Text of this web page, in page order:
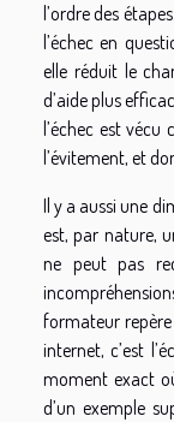
l’ordre des
l’échec en
elle réduit le
d’aide plus
l’échec est
l’évitement, et
Il y a aussi une
est, par nature,
ne peut pas
formateur
internet, c’est
moment exact
d’un exemple